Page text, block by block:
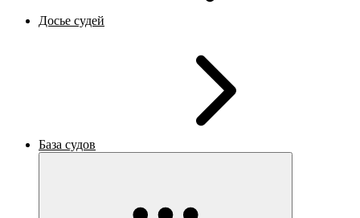
Досье судей
База судов